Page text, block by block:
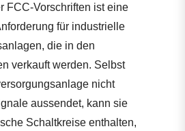
FCC-Vorschriften ist eine
für industrielle
die in den
verkauft werden. Selbst
nicht
aussendet, kann sie
Schaltkreise enthalten,